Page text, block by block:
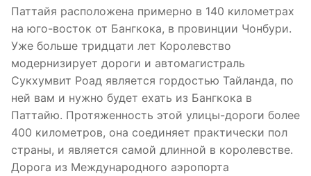
Паттайя расположена примерно в 140 километрах
на юго-восток от Бангкока, в провинции Чонбури.
Уже больше тридцати лет Королевство
модернизирует дороги и автомагистраль
Сукхумвит Роад является гордостью Тайланда, по
ней вам и нужно будет ехать из Бангкока в
Паттайю. Протяженность этой улицы-дороги более
400 километров, она соединяет практически пол
страны, и является самой длинной в королевстве.
Дорога из Международного аэропорта